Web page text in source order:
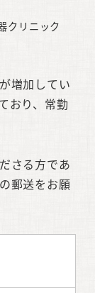
クリニック
増加してい
おり、常勤
さる方であ
郵送をお願